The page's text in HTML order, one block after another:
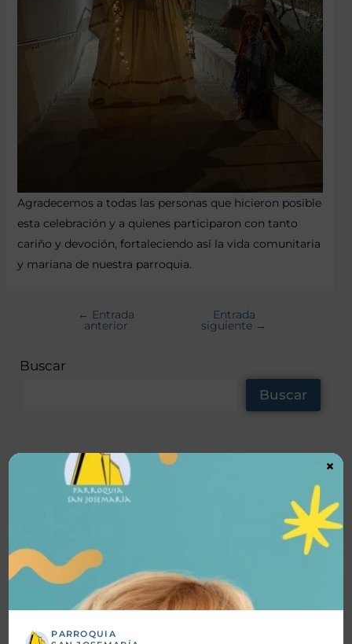
Agradecemos a todas las personas que hicieron posible
esta celebración y a quienes participaron con tanto
cariño y devoción, fortaleciendo así la vida comunitaria
y mariana de nuestra parroquia.
← Entrada
anterior
Entrada
siguiente →
Buscar
Buscar
Noticas recientes
TrascienD Charla “Santos o Nada”
Vida Plena “Hacia la santidad”
Bendición de Ornamentos
Fiesta Patronal 2026
PARROQUIA
×